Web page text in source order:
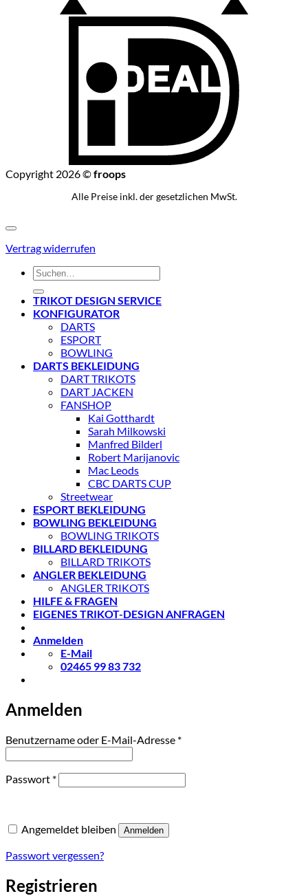
Copyright 2026 ©froops
Alle Preise inkl. der gesetzlichen MwSt.
Vertrag widerrufen
Suchen
nach:
TRIKOT DESIGN SERVICE
KONFIGURATOR
DARTS
ESPORT
BOWLING
DARTS BEKLEIDUNG
DART TRIKOTS
DART JACKEN
FANSHOP
Kai Gotthardt
Sarah Milkowski
Manfred Bilderl
Robert Marijanovic
Mac Leods
CBC DARTS CUP
Streetwear
ESPORT BEKLEIDUNG
BOWLING BEKLEIDUNG
BOWLING TRIKOTS
BILLARD BEKLEIDUNG
BILLARD TRIKOTS
ANGLER BEKLEIDUNG
ANGLER TRIKOTS
HILFE & FRAGEN
EIGENES TRIKOT-DESIGN ANFRAGEN
Anmelden
E-Mail
02465 99 83 732
Anmelden
Benutzername oder E-Mail-Adresse *Erforderlich
Passwort *Erforderlich
Angemeldet bleiben Anmelden
Passwort vergessen?
Registrieren